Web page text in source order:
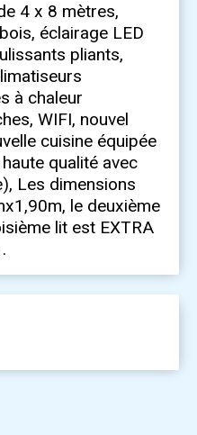
4 x 8 mètres,
éclairage LED
pliants,
à chaleur
WIFI, nouvel
cuisine équipée
qualité avec
Les dimensions
le deuxième
lit est EXTRA